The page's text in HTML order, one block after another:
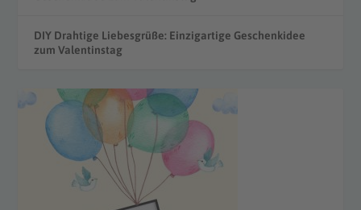
DIY Drahtige Liebesgrüße: Einzigartige Geschenkidee
zum Valentinstag